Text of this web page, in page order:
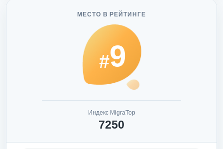
МЕСТО В РЕЙТИНГЕ
#9
Индекс MigraTop
7250